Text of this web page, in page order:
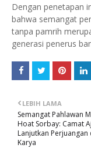
Dengan penetapan
bahwa semangat
tanpa pamrih
generasi penerus
LEBIH LAMA
Semangat Pahlawan
Hoat Sorbay: Camat
Lanjutkan Perjuangan
Karya